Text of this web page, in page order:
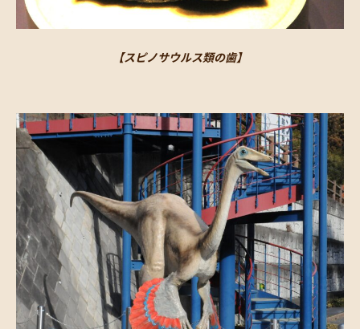
【スピノサウルス類の歯】